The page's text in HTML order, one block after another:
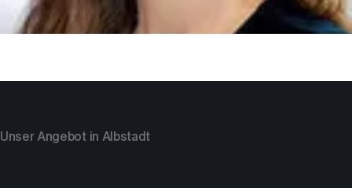
Serpil
Fahrlehrerin Klasse BE
Unser Angebot in Albstadt